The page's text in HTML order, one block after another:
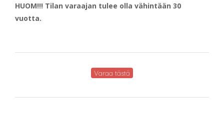
HUOM!!! Tilan varaajan tulee olla vähintään 30
vuotta.
Varaa tästä